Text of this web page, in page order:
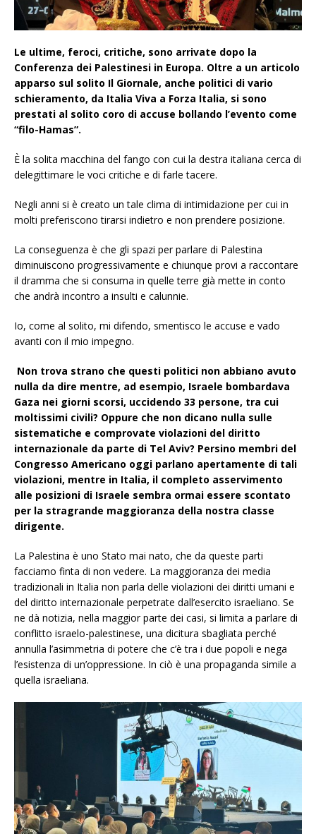
Le ultime, feroci, critiche, sono arrivate dopo la
Conferenza dei Palestinesi in Europa. Oltre a un articolo
apparso sul solito Il Giornale, anche politici di vario
schieramento, da Italia Viva a Forza Italia, si sono
prestati al solito coro di accuse bollando l’evento come
“filo-Hamas”.
È la solita macchina del fango con cui la destra italiana cerca di
delegittimare le voci critiche e di farle tacere.
Negli anni si è creato un tale clima di intimidazione per cui in
molti preferiscono tirarsi indietro e non prendere posizione.
La conseguenza è che gli spazi per parlare di Palestina
diminuiscono progressivamente e chiunque provi a raccontare
il dramma che si consuma in quelle terre già mette in conto
che andrà incontro a insulti e calunnie.
Io, come al solito, mi difendo, smentisco le accuse e vado
avanti con il mio impegno.
Non trova strano che questi politici non abbiano avuto
nulla da dire mentre, ad esempio, Israele bombardava
Gaza nei giorni scorsi, uccidendo 33 persone, tra cui
moltissimi civili? Oppure che non dicano nulla sulle
sistematiche e comprovate violazioni del diritto
internazionale da parte di Tel Aviv? Persino membri del
Congresso Americano oggi parlano apertamente di tali
violazioni, mentre in Italia, il completo asservimento
alle posizioni di Israele sembra ormai essere scontato
per la stragrande maggioranza della nostra classe
dirigente.
La Palestina è uno Stato mai nato, che da queste parti
facciamo finta di non vedere. La maggioranza dei media
tradizionali in Italia non parla delle violazioni dei diritti umani e
del diritto internazionale perpetrate dall’esercito israeliano. Se
ne dà notizia, nella maggior parte dei casi, si limita a parlare di
conflitto israelo-palestinese, una dicitura sbagliata perché
annulla l’asimmetria di potere che c’è tra i due popoli e nega
l’esistenza di un’oppressione. In ciò è una propaganda simile a
quella israeliana.